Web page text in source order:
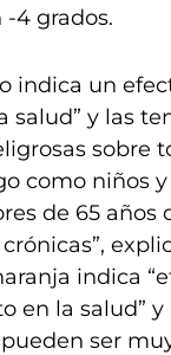
-4 grados.
indica un
salud” y las
sobre
como niños
de 65 años
indica
en la salud” y
ser